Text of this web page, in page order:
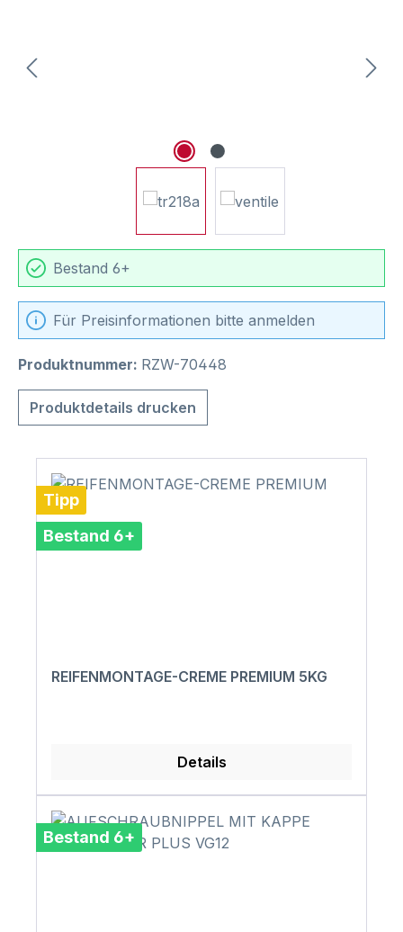
Bestand 6+
Für Preisinformationen bitte anmelden
Produktnummer: RZW-70448
Produktdetails drucken
Tipp
Bestand 6+
REIFENMONTAGE-CREME PREMIUM 5KG
Details
Bestand 6+